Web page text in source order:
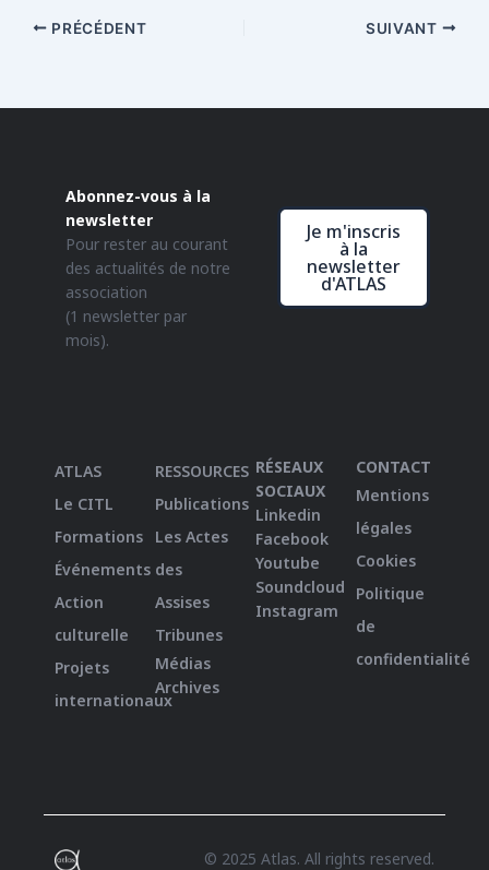
PRÉCÉDENT SUIVANT
Abonnez-vous à la
newsletter
Pour rester au courant
des actualités de notre
association
(1 newsletter par
mois).
Je m'inscris
à la
newsletter
d'ATLAS
ATLAS
Le CITL
Formations
Événements
Action
culturelle
Projets
internationaux
RESSOURCES
Publications
Les Actes
des
Assises
Tribunes
Médias
Archives
RÉSEAUX
SOCIAUX
Linkedin
Facebook
Youtube
Soundcloud
Instagram
CONTACT
Mentions
légales
Cookies
Politique
de
confidentialité
© 2025 Atlas. All rights reserved.